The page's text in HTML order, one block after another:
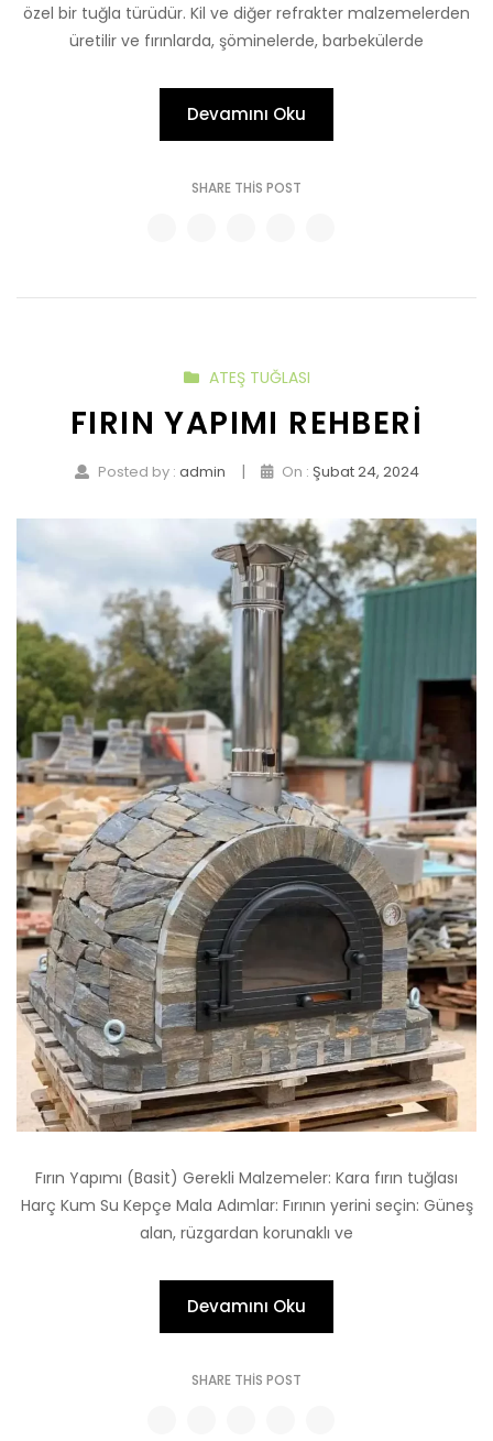
özel bir tuğla türüdür. Kil ve diğer refrakter malzemelerden
üretilir ve fırınlarda, şöminelerde, barbekülerde
Devamını Oku
SHARE THIS POST
ATEŞ TUĞLASI
FIRIN YAPIMI REHBERI
Posted by : admin | On : Şubat 24, 2024
Fırın Yapımı (Basit) Gerekli Malzemeler: Kara fırın tuğlası
Harç Kum Su Kepçe Mala Adımlar: Fırının yerini seçin: Güneş
alan, rüzgardan korunaklı ve
Devamını Oku
SHARE THIS POST